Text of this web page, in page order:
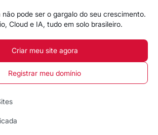
pode ser o gargalo do seu crescimento.
Cloud e IA, tudo em solo brasileiro.
Criar meu site agora
Registrar meu domínio